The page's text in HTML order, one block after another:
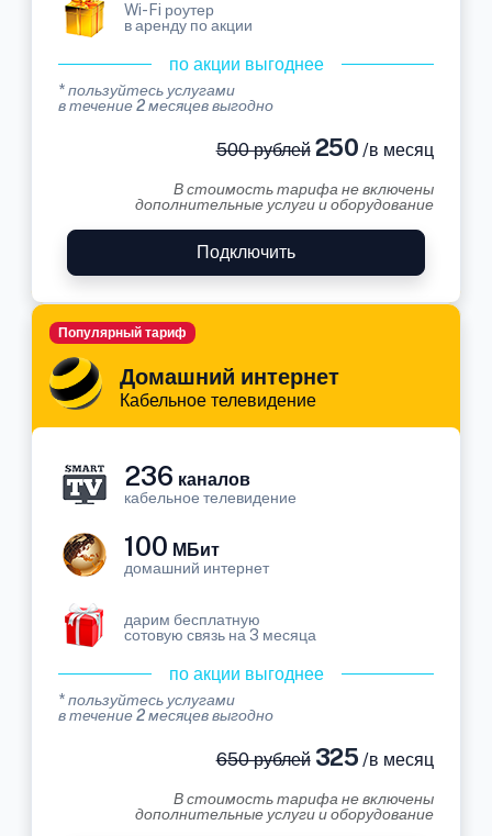
Wi-Fi роутер
в аренду по акции
по акции выгоднее
* пользуйтесь услугами
в течение 2 месяцев выгодно
500 рублей250 /в месяц
В стоимость тарифа не включены
дополнительные услуги и оборудование
Подключить
Домашний интернет
Кабельное телевидение
Популярный тариф
236 каналов
кабельное телевидение
100 МБит
домашний интернет
дарим бесплатную
сотовую связь на 3 месяца
по акции выгоднее
* пользуйтесь услугами
в течение 2 месяцев выгодно
650 рублей325 /в месяц
В стоимость тарифа не включены
дополнительные услуги и оборудование